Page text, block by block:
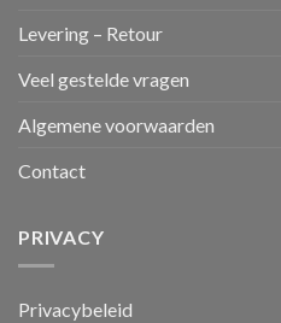
Levering – Retour
Veel gestelde vragen
Algemene voorwaarden
Contact
PRIVACY
Privacybeleid